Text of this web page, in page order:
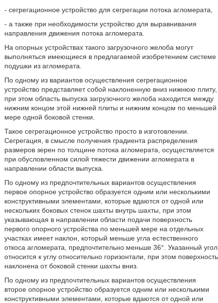
- сегрегационное устройство для сегрегации потока агломерата,
- а также при необходимости устройство для выравнивания
направления движения потока агломерата.
На опорных устройствах такого загрузочного желоба могут
выполняться имеющиеся в предлагаемой изобретением системе
подушки из агломерата.
По одному из вариантов осуществления сегрегационное
устройство представляет собой наклоненную вниз нижнюю плиту,
при этом область выпуска загрузочного желоба находится между
нижним концом этой нижней плиты и нижним концом по меньшей
мере одной боковой стенки.
Такое сегрегационное устройство просто в изготовлении.
Сегрегация, в смысле получения градиента распределения
размеров зерен по толщине потока агломерата, осуществляется
при обусловленном силой тяжести движении агломерата в
направлении области выпуска.
По одному из предпочтительных вариантов осуществления
первое опорное устройство образуется одним или несколькими
конструктивными элементами, которые вдаются от одной или
нескольких боковых стенок шахты внутрь шахты, при этом
указывающая в направлении области подачи поверхность
первого опорного устройства по меньшей мере на отдельных
участках имеет наклон, который меньше угла естественного
откоса агломерата, предпочтительно меньше 36°. Указанный угол
относится к углу относительно горизонтали, при этом поверхность
наклонена от боковой стенки шахты вниз.
По одному из предпочтительных вариантов осуществления
второе опорное устройство образуется одним или несколькими
конструктивными элементами, которые вдаются от одной или